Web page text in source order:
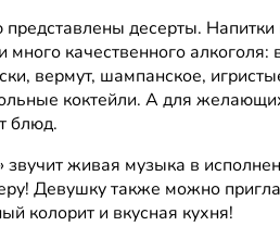
десерты. Напитки
качественного алкоголя:
вермут, шампанское,
коктейли. А для
блюд.
звучит живая музыка в
Девушку также можно
колорит и вкусная кухня!